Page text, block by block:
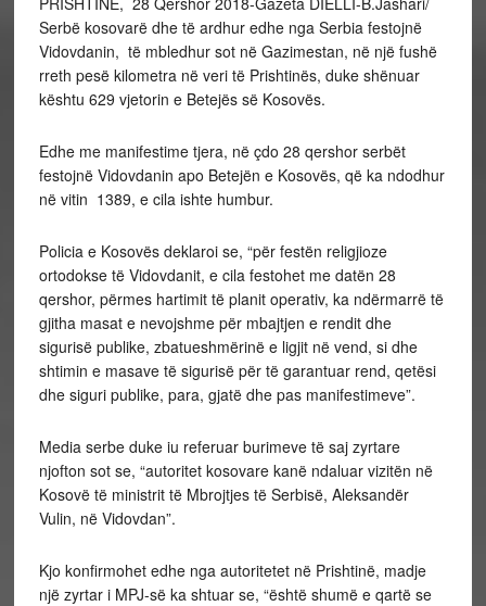
Serbë kosovarë dhe të ardhur edhe nga Serbia festojnë
Vidovdanin, të mbledhur sot në Gazimestan, në një fushë
rreth pesë kilometra në veri të Prishtinës, duke shënuar
kështu 629 vjetorin e Betejës së Kosovës.
Edhe me manifestime tjera, në çdo 28 qershor serbët
festojnë Vidovdanin apo Betejën e Kosovës, që ka ndodhur
në vitin 1389, e cila ishte humbur.
Policia e Kosovës deklaroi se, “për festën religjioze
ortodokse të Vidovdanit, e cila festohet me datën 28
qershor, përmes hartimit të planit operativ, ka ndërmarrë të
gjitha masat e nevojshme për mbajtjen e rendit dhe
sigurisë publike, zbatueshmërinë e ligjit në vend, si dhe
shtimin e masave të sigurisë për të garantuar rend, qetësi
dhe siguri publike, para, gjatë dhe pas manifestimeve”.
Media serbe duke iu referuar burimeve të saj zyrtare
njofton sot se, “autoritet kosovare kanë ndaluar vizitën në
Kosovë të ministrit të Mbrojtjes të Serbisë, Aleksandër
Vulin, në Vidovdan”.
Kjo konfirmohet edhe nga autoritetet në Prishtinë, madje
një zyrtar i MPJ-së ka shtuar se, “është shumë e qartë se